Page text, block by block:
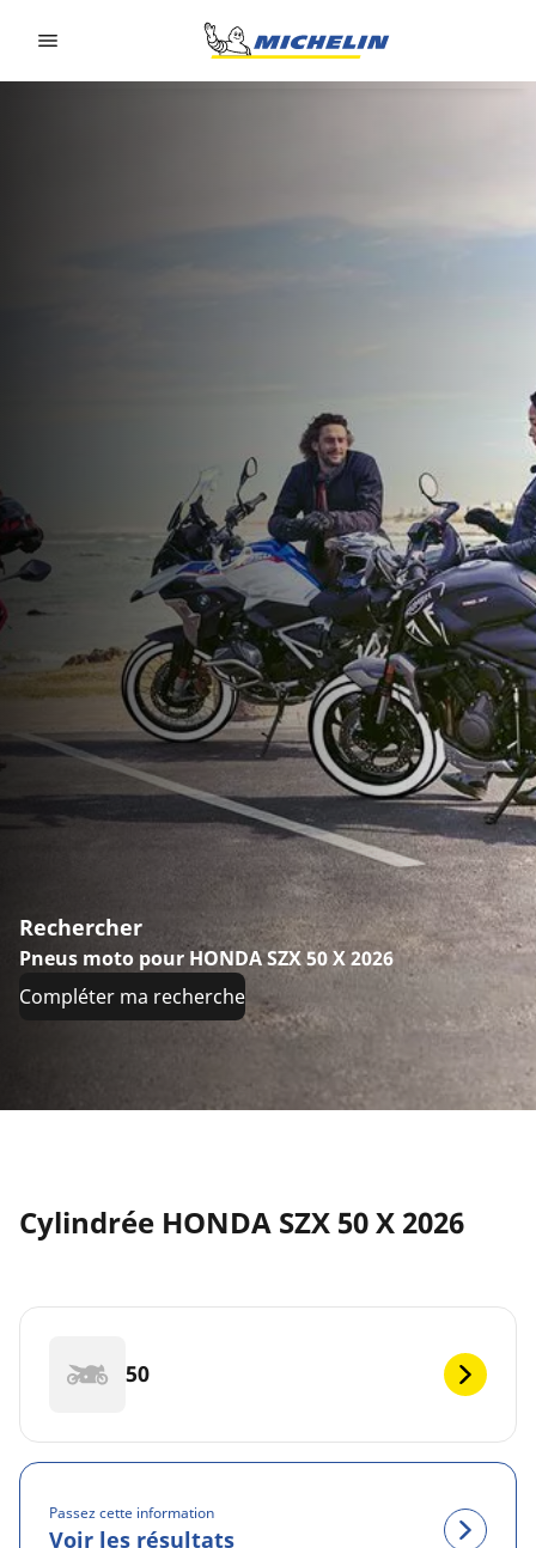
Rechercher
Pneus moto pour HONDA SZX 50 X 2026
Compléter ma recherche
Cylindrée HONDA SZX 50 X 2026
50
Passez cette information
Voir les résultats